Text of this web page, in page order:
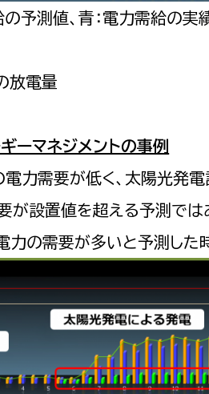
の予測値、青：電力需給の
放電量
ーマネジメントの事例
電力需要が低く、太陽光発
が設置値を超える予測では
力の需要が多いと予測した